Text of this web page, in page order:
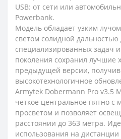
USB: от сети или
Powerbank.
Модель обладает узким
светом солидной дальностью
специализированных задач
поколения сохранил лучшие
предыдущей версии,
высокотехнологичное
Armytek Dobermann Pro v3.5
четкое центральное пятно
просветом и позволяет
расстоянии до 363 метра.
использования на